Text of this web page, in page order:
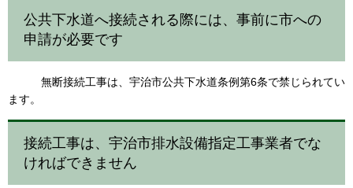
公共下水道へ接続される際には、事前に市への
申請が必要です
無断接続工事は、宇治市公共下水道条例第6条で禁じられてい
ます。
接続工事は、宇治市排水設備指定工事業者でな
ければできません